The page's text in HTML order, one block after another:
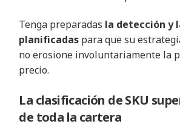
Tenga preparadas la detección y
planificadas para que su
no erosione involuntariamente la
precio.
La clasificación de SKU
de toda la cartera